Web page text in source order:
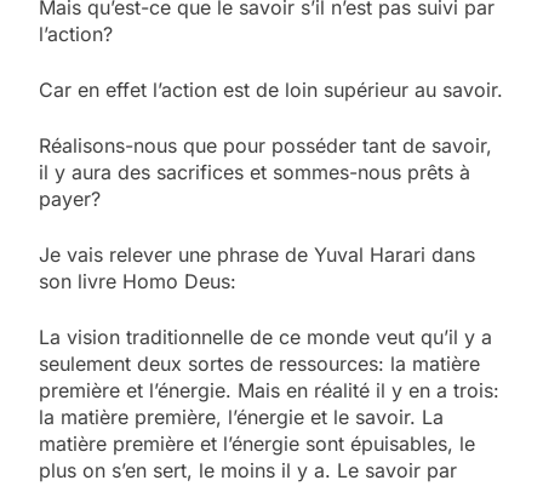
Mais qu’est-ce que le savoir s’il n’est pas suivi par
l’action?
Car en effet l’action est de loin supérieur au savoir.
Réalisons-nous que pour posséder tant de savoir,
il y aura des sacrifices et sommes-nous prêts à
payer?
Je vais relever une phrase de Yuval Harari dans
son livre Homo Deus:
La vision traditionnelle de ce monde veut qu’il y a
seulement deux sortes de ressources: la matière
première et l’énergie. Mais en réalité il y en a trois:
la matière première, l’énergie et le savoir. La
matière première et l’énergie sont épuisables, le
plus on s’en sert, le moins il y a. Le savoir par